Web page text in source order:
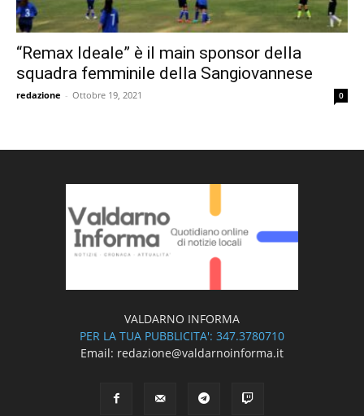
“Remax Ideale” è il main sponsor della
squadra femminile della Sangiovannese
redazione - Ottobre 19, 2021 0
VALDARNO INFORMA
PER LA TUA PUBBLICITA': 347.3780710
Email: redazione@valdarnoinforma.it